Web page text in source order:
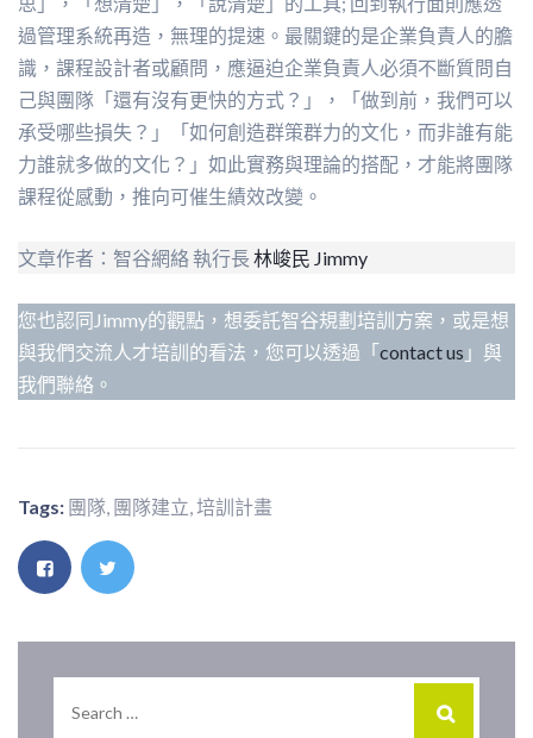
過管理系統再造，無理的提速。最關鍵的是企業負責人的膽
識，課程設計者或顧問，應逼迫企業負責人必須不斷質問自
己與團隊「還有沒有更快的方式？」，「做到前，我們可以
承受哪些損失？」「如何創造群策群力的文化，而非誰有能
力誰就多做的文化？」如此實務與理論的搭配，才能將團隊
課程從感動，推向可催生績效改變。
文章作者：智谷網絡 執行長 林峻民 Jimmy
您也認同Jimmy的觀點，想委託智谷規劃培訓方案，或是想
與我們交流人才培訓的看法，您可以透過「contact us 」與
我們聯絡。
Tags: 團隊 團隊建立 培訓計畫